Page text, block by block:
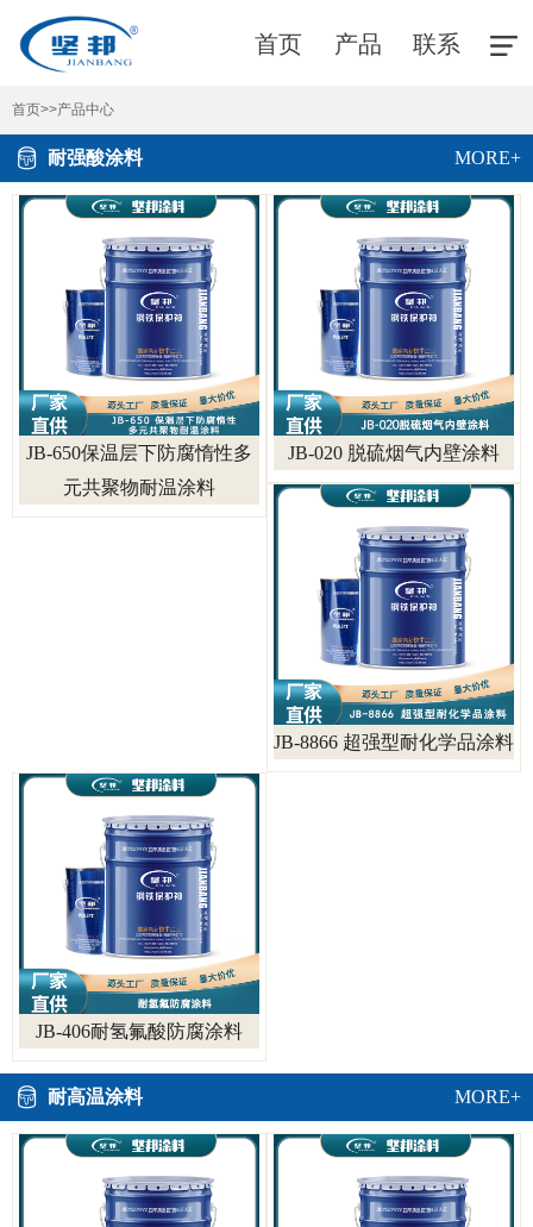
首页 产品 联系
首页>>产品中心
耐强酸涂料 MORE+
JB-650保温层下防腐惰性多
元共聚物耐温涂料
JB-020 脱硫烟气内壁涂料
JB-8866 超强型耐化学品涂料
JB-406耐氢氟酸防腐涂料
耐高温涂料 MORE+